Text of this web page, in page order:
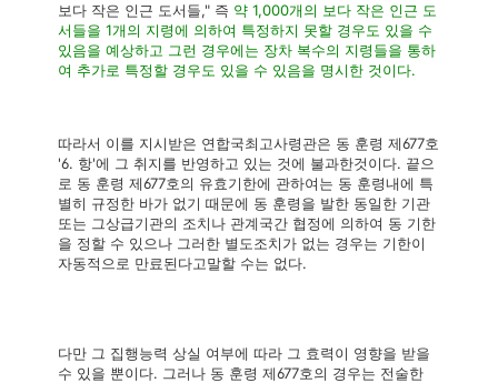
보다 작은 인근 도서들," 즉 약 1,000개의 보다 작은 인근 도
서들을 1개의 지령에 의하여 특정하지 못할 경우도 있을 수
있음을 예상하고 그런 경우에는 장차 복수의 지령들을 통하
여 추가로 특정할 경우도 있을 수 있음을 명시한 것이다.
따라서 이를 지시받은 연합국최고사령관은 동 훈령 제677호
'6. 항'에 그 취지를 반영하고 있는 것에 불과한것이다. 끝으
로 동 훈령 제677호의 유효기한에 관하여는 동 훈령내에 특
별히 규정한 바가 없기 때문에 동 훈령을 발한 동일한 기관
또는 그상급기관의 조치나 관계국간 협정에 의하여 동 기한
을 정할 수 있으나 그러한 별도조치가 없는 경우는 기한이
자동적으로 만료된다고말할 수는 없다.
다만 그 집행능력 상실 여부에 따라 그 효력이 영향을 받을
수 있을 뿐이다. 그러나 동 훈령 제677호의 경우는 전술한